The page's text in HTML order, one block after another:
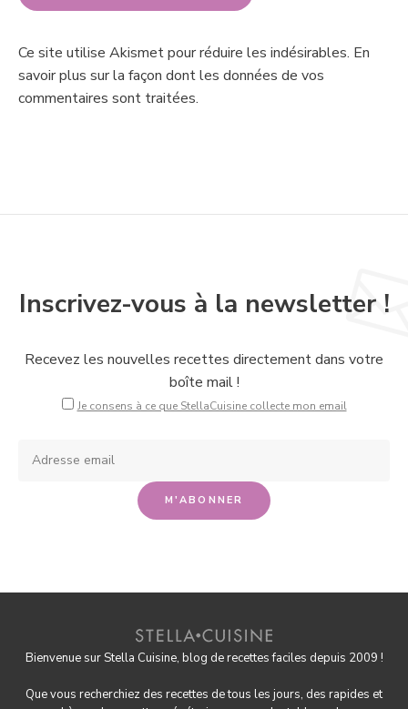
Ce site utilise Akismet pour réduire les indésirables. En
savoir plus sur la façon dont les données de vos
commentaires sont traitées.
Inscrivez-vous à la newsletter !
Recevez les nouvelles recettes directement dans votre
boîte mail !
Je consens à ce que StellaCuisine collecte mon email
Bienvenue sur Stella Cuisine, blog de recettes faciles depuis 2009 !
Que vous recherchiez des recettes de tous les jours, des rapides et